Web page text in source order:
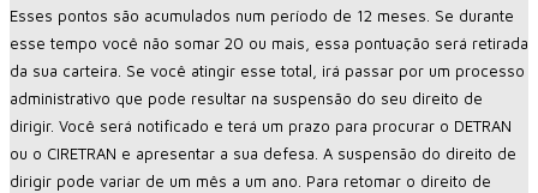
Esses pontos são acumulados num período de 12 meses. Se durante
esse tempo você não somar 20 ou mais, essa pontuação será retirada
da sua carteira. Se você atingir esse total, irá passar por um processo
administrativo que pode resultar na suspensão do seu direito de
dirigir. Você será notificado e terá um prazo para procurar o DETRAN
ou o CIRETRAN e apresentar a sua defesa. A suspensão do direito de
dirigir pode variar de um mês a um ano. Para retomar o direito de